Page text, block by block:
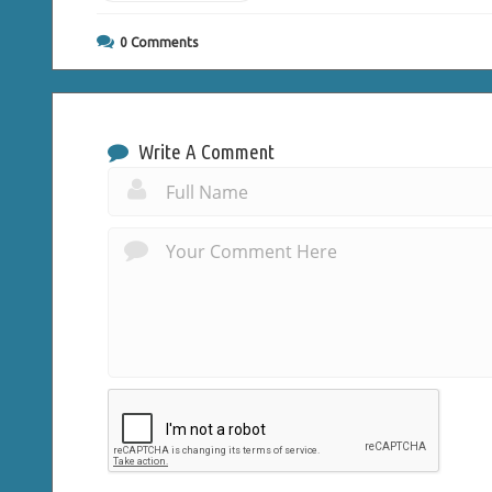
0 Comments
Write A Comment